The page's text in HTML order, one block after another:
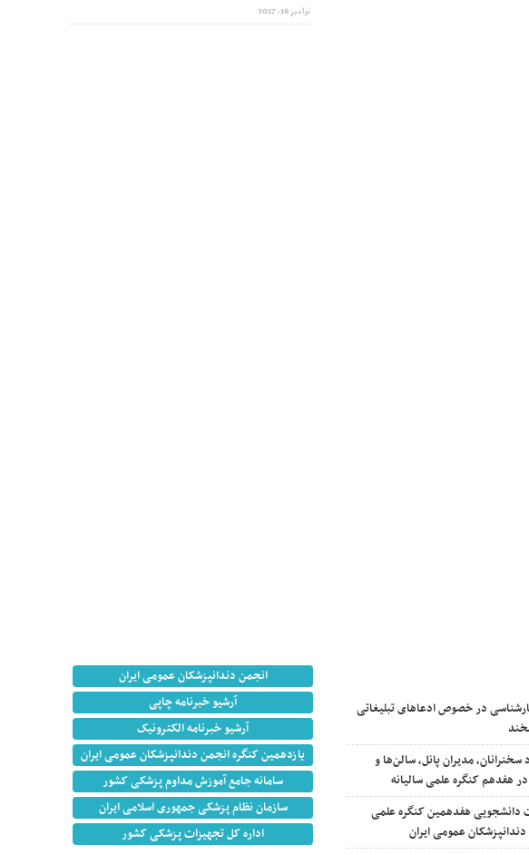
نوامبر 16, 2017
انجمن دندانپزشکان عمومی ایران
آرشیو خبرنامه چاپی
آرشیو خبرنامه الکترونیک
یازدهمین کنگره انجمن دندانپزشکان عمومی ایران
سامانه جامع آموزش مداوم پزشکی کشور
سازمان نظام پزشکی جمهوری اسلامی ایران
اداره کل تجهیزات پزشکی کشور
در خصوص ادعاهای تبلیغاتی
مدیران پانل، سالن‌ها و
هفدهم کنگره علمی سالیانه
دانشجویی هفدهمین کنگره علمی
عمومی ایران